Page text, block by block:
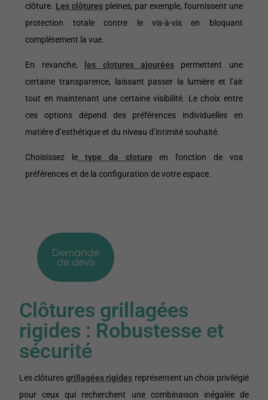
clôture. Les clôturespleines, par exemple, fournissent une
protection totale contre le vis-à-vis en bloquant
complètement la vue.
En revanche, les clotures ajouréespermettent une
certaine transparence, laissant passer la lumière et l’air
tout en maintenant une certaine visibilité. Le choix entre
ces options dépend des préférences individuelles en
matière d’esthétique et du niveau d’intimité souhaité.
Choisissez le type de cloture en fonction de vos
préférences et de la configuration de votre espace.
Demande
de devis
Clôtures grillagées
rigides : Robustesse et
sécurité
Les clôturesgrillagées rigides représentent un choix privilégié
pour ceux qui recherchent une combinaison inégalée de